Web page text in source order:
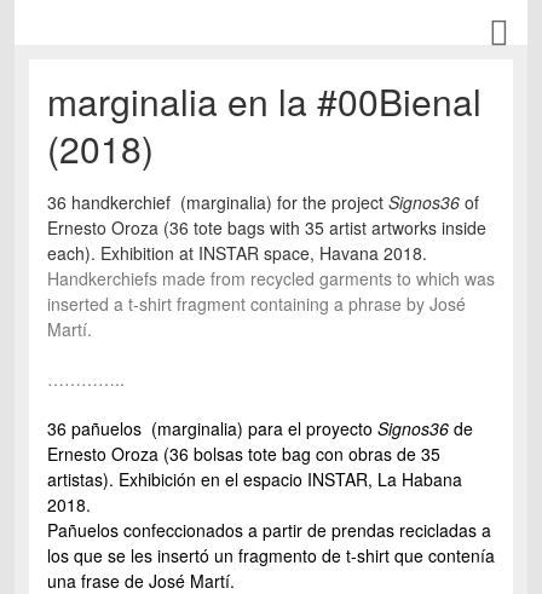
marginalia en la #00Bienal
(2018)
36 handkerchief (marginalia) for the project Signos36 of
Ernesto Oroza (36 tote bags with 35 artist artworks inside
each). Exhibition at INSTAR space, Havana 2018.
Handkerchiefs made from recycled garments to which was
inserted a t-shirt fragment containing a phrase by José
Martí.
…………..
36 pañuelos (marginalia) para el proyecto Signos36 de
Ernesto Oroza (36 bolsas tote bag con obras de 35
artistas). Exhibición en el espacio INSTAR, La Habana
2018.
Pañuelos confeccionados a partir de prendas recicladas a
los que se les insertó un fragmento de t-shirt que contenía
una frase de José Martí.